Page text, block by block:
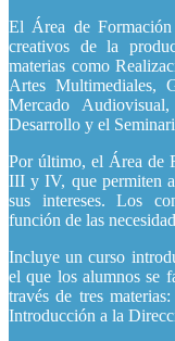
El Área de Formación
creativos de la
materias como
Artes Multimediales,
Mercado
Desarrollo y el
Por último, el Área de
III y IV, que permiten a
sus intereses. Los
función de las
Incluye un curso
el que los alumnos se
través de tres
Introducción a la